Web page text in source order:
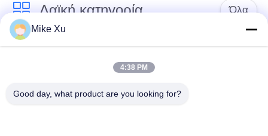
Λαϊκή κατηγορία Όλα
Ηλεκτρικός
φούρνος γυαλιού
Mike Xu
4:38 PM
Good day, what product are you looking for?